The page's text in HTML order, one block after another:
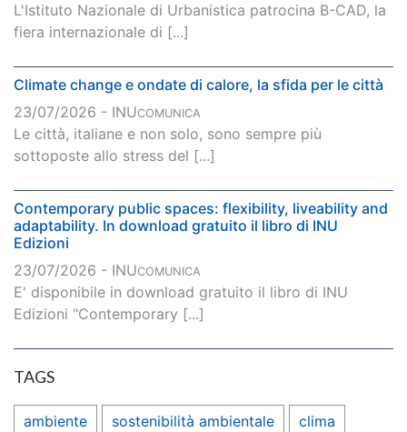
L'Istituto Nazionale di Urbanistica patrocina B-CAD, la
fiera internazionale di [...]
Climate change e ondate di calore, la sfida per le città
23/07/2026 - INUCOMUNICA
Le città, italiane e non solo, sono sempre più
sottoposte allo stress del [...]
Contemporary public spaces: flexibility, liveability and
adaptability. In download gratuito il libro di INU
Edizioni
23/07/2026 - INUCOMUNICA
E' disponibile in download gratuito il libro di INU
Edizioni "Contemporary [...]
TAGS
ambiente sostenibilità ambientale clima